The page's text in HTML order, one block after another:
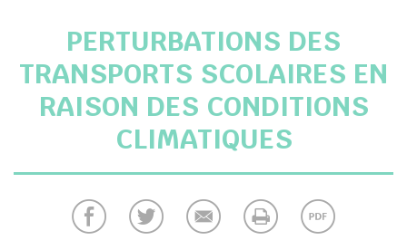
PERTURBATIONS DES
TRANSPORTS SCOLAIRES EN
RAISON DES CONDITIONS
CLIMATIQUES